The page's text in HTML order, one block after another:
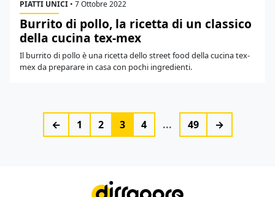
PIATTI UNICI • 7 Ottobre 2022
Burrito di pollo, la ricetta di un classico
della cucina tex-mex
Il burrito di pollo è una ricetta dello street food della cucina tex-
mex da preparare in casa con pochi ingredienti.
← 1 2 3 4 ... 49 →